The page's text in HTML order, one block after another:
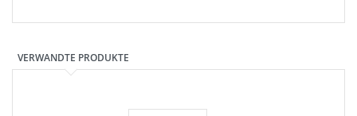
VERWANDTE PRODUKTE